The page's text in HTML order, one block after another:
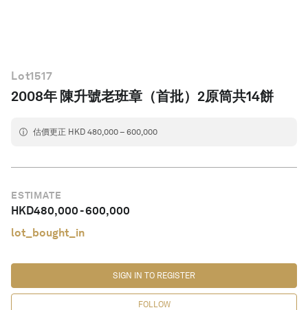
Lot1517
2008年 陳升號老班章（首批）2原筒共14餅
估價更正 HKD 480,000 – 600,000
ESTIMATE
HKD480,000-600,000
lot_bought_in
FOLLOW
SIGN IN TO REGISTER